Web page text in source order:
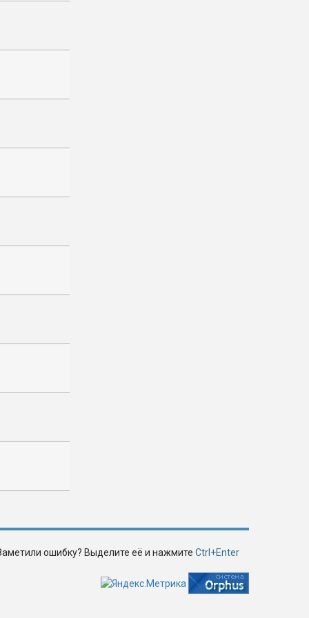
ошибку? Выделите её и нажмите Ctrl+Enter